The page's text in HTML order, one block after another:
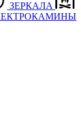
ЗЕРКАЛА